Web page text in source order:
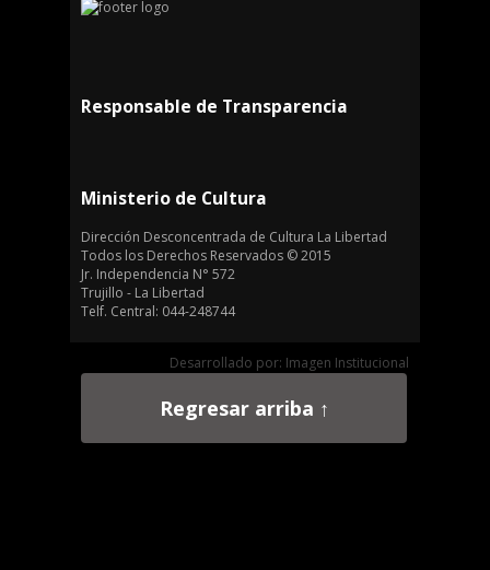
Responsable de Transparencia
Ministerio de Cultura
Dirección Desconcentrada de Cultura La Libertad
Todos los Derechos Reservados © 2015
Jr. Independencia N° 572
Trujillo - La Libertad
Telf. Central: 044-248744
Desarrollado por: Imagen Institucional
Regresar arriba ↑